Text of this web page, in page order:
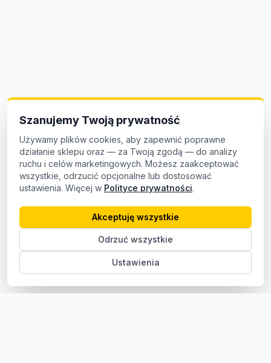
Szanujemy Twoją prywatność
Używamy plików cookies, aby zapewnić poprawne
działanie sklepu oraz — za Twoją zgodą — do analizy
ruchu i celów marketingowych. Możesz zaakceptować
wszystkie, odrzucić opcjonalne lub dostosować
ustawienia. Więcej w Polityce prywatności.
Ustawienia
Odrzuć wszystkie
Akceptuję wszystkie